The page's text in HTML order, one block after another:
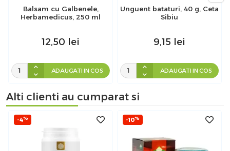
Balsam cu Galbenele,
Herbamedicus, 250 ml
12,50 lei
ADAUGATI IN COS
Unguent bataturi, 40 g, Ceta
Sibiu
9,15 lei
ADAUGATI IN COS
Alti clienti au cumparat si
-4% -10%